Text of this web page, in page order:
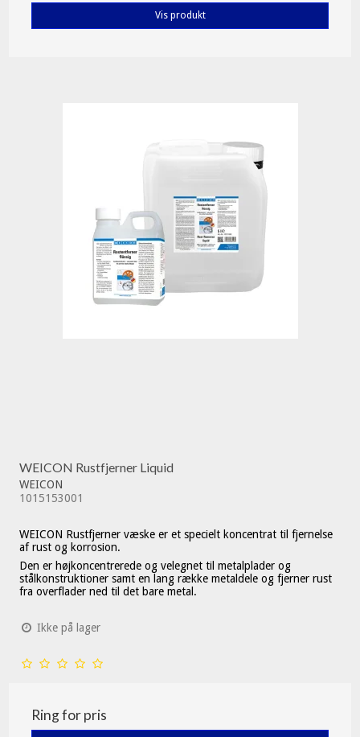
Vis produkt
WEICON Rustfjerner Liquid
WEICON
1015153001
WEICON Rustfjerner væske er et specielt koncentrat til fjernelse
af rust og korrosion.
Den er højkoncentrerede og velegnet til metalplader og
stålkonstruktioner samt en lang række metaldele og fjerner rust
fra overflader ned til det bare metal.
Ikke på lager
Ring for pris